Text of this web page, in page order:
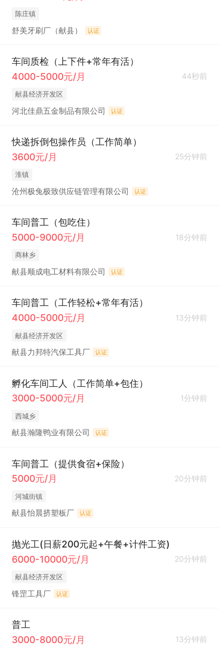
陈庄镇
舒美牙刷厂（献县） 认证
车间质检（上下件+常年有活）
4000-5000元/月
44秒前
献县经济开发区
河北佳鼎五金制品有限公司 认证
快递拆倒包操作员（工作简单）
3600元/月
25分钟前
淮镇
沧州极兔极致供应链管理有限公司 认证
车间普工（包吃住）
5000-9000元/月
18分钟前
商林乡
献县顺成电工材料有限公司 认证
车间普工（工作轻松+常年有活）
4000-5000元/月
13分钟前
献县经济开发区
献县力邦特汽保工具厂 认证
孵化车间工人（工作简单+包住）
3000-5000元/月
1分钟前
西城乡
献县瀚隆鸭业有限公司 认证
车间普工（提供食宿+保险）
5000元/月
20分钟前
河城街镇
献县怡晨挤塑板厂 认证
抛光工(日薪200元起+午餐+计件工资)
6000-10000元/月
20分钟前
献县经济开发区
锋罡工具厂 认证
普工
3000-8000元/月
13分钟前